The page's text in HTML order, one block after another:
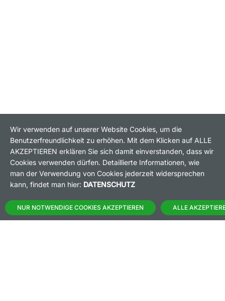
BANKEINSTELLUNGEN
HÄUFIG GESUCHT:
HANDELSZEIT MO-FR: 8-22 UHR
Wir verwenden auf unserer Website Cookies, um die
Benutzerfreundlichkeit zu erhöhen. Mit dem Klicken auf ALLE
AKZEPTIEREN erklären Sie sich damit einverstanden, dass wir
Cookies verwenden dürfen. Detaillierte Informationen, wie
man der Verwendung von Cookies jederzeit widersprechen
kann, findet man hier: DATENSCHUTZ
NUR NOTWENDIGE COOKIES AKZEPTIEREN ALLE